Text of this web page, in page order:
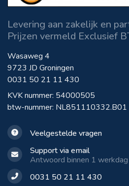
Levering aan zakelijk en
Prijzen vermeld Exclusief
Wasaweg 4
9723 JD Groningen
0031 50 21 11 430
KVK nummer: 54000505
btw-nummer: NL851110332.B01
Veelgestelde vragen
Support via email
Antwoord binnen 1 werkdag
0031 50 21 11 430